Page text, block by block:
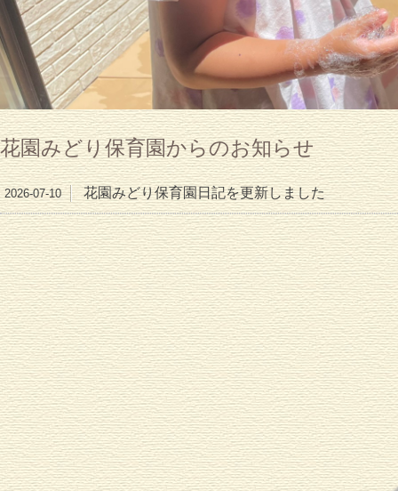
花園みどり保育園からのお知らせ
2026-07-10 花園みどり保育園日記を更新しました